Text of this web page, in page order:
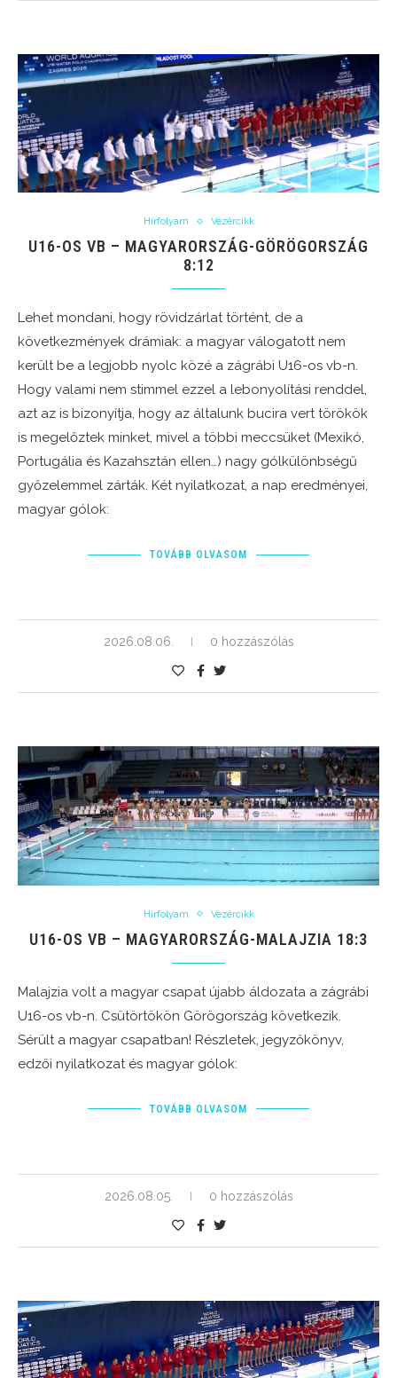
Hírfolyam Vezércikk
U16-OS VB – MAGYARORSZÁG-GÖRÖGORSZÁG
8:12
Lehet mondani, hogy rövidzárlat történt, de a
következmények drámiak: a magyar válogatott nem
került be a legjobb nyolc közé a zágrábi U16-os vb-n.
Hogy valami nem stimmel ezzel a lebonyolítási renddel,
azt az is bizonyítja, hogy az általunk bucira vert törökök
is megelőztek minket, mivel a többi meccsüket (Mexikó,
Portugália és Kazahsztán ellen…) nagy gólkülönbségű
győzelemmel zárták. Két nyilatkozat, a nap eredményei,
magyar gólok:
TOVÁBB OLVASOM
2026.08.06. 0 hozzászólás
Hírfolyam Vezércikk
U16-OS VB – MAGYARORSZÁG-MALAJZIA 18:3
Malajzia volt a magyar csapat újabb áldozata a zágrábi
U16-os vb-n. Csütörtökön Görögország következik.
Sérült a magyar csapatban! Részletek, jegyzőkönyv,
edzői nyilatkozat és magyar gólok:
TOVÁBB OLVASOM
2026.08.05. 0 hozzászólás